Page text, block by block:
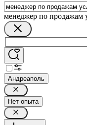
менеджер по продажам
Андреаполь
Нет опыта